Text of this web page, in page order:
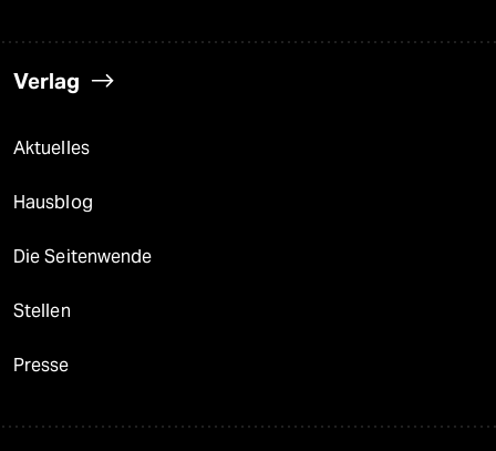
Verlag
Aktuelles
Hausblog
Die Seitenwende
Stellen
Presse